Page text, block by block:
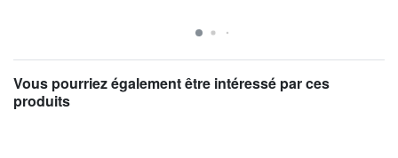
Vous pourriez également être intéressé par ces
produits